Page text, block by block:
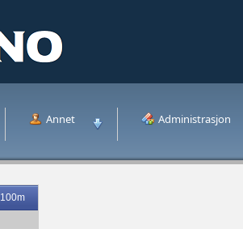
Annet Administrasjon
100m